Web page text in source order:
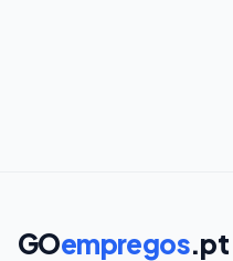
GOempregos.pt